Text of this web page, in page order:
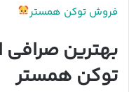
فروش توکن همستر
بهترین صرافی
توکن همستر